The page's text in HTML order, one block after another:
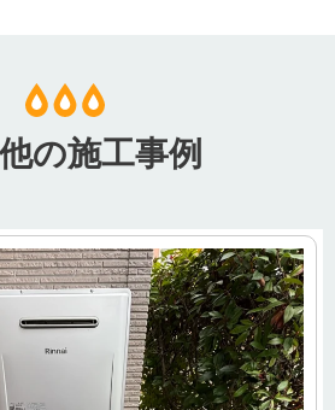
の施工事例